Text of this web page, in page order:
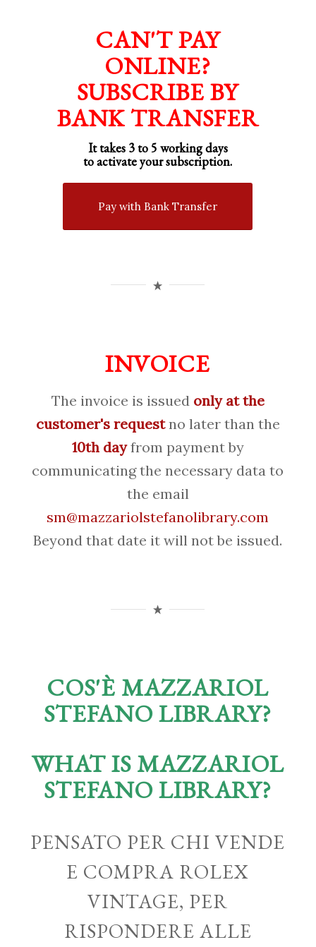
CAN'T PAY
ONLINE?
SUBSCRIBE BY
BANK TRANSFER
It takes 3 to 5 working days
to activate your subscription.
Pay with Bank Transfer
INVOICE
The invoice is issued only at the
customer's requestno later than the
10th dayfrom payment by
communicating the necessary data to
the email
sm@mazzariolstefanolibrary.com
Beyond that date it will not be issued.
COS'È MAZZARIOL
STEFANO LIBRARY?
WHAT IS MAZZARIOL
STEFANO LIBRARY?
PENSATO PER CHI VENDE
E COMPRA ROLEX
VINTAGE, PER
RISPONDERE ALLE